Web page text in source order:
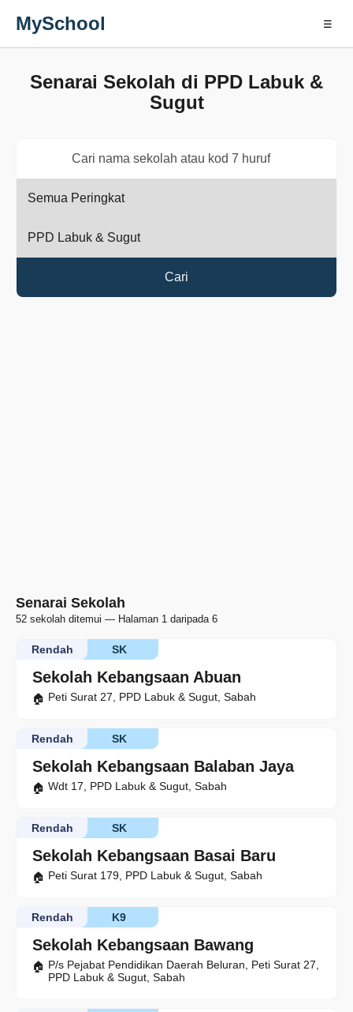
MySchool ☰
Senarai Sekolah di PPD Labuk &
Sugut
Cari
Senarai Sekolah
52 sekolah ditemui — Halaman 1 daripada 6
Sekolah Kebangsaan Abuan
SK
Rendah
Peti Surat 27, PPD Labuk & Sugut, Sabah
Sekolah Kebangsaan Balaban Jaya
SK
Rendah
Wdt 17, PPD Labuk & Sugut, Sabah
Sekolah Kebangsaan Basai Baru
SK
Rendah
Peti Surat 179, PPD Labuk & Sugut, Sabah
Sekolah Kebangsaan Bawang
K9
Rendah
P/s Pejabat Pendidikan Daerah Beluran, Peti Surat 27,
PPD Labuk & Sugut, Sabah